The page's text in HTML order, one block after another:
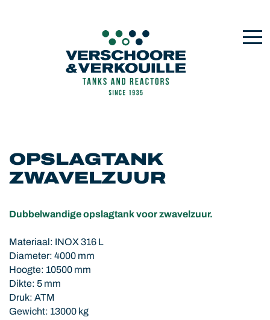
OPSLAGTANK
ZWAVELZUUR
Dubbelwandige opslagtank voor zwavelzuur.
Materiaal: INOX 316 L
Diameter: 4000 mm
Hoogte: 10500 mm
Dikte: 5 mm
Druk: ATM
Gewicht: 13000 kg